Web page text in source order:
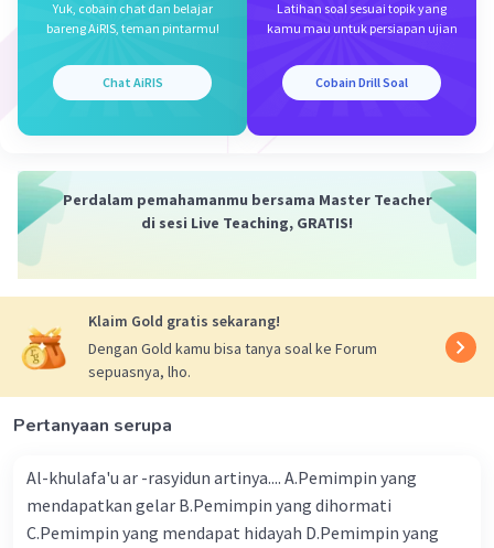
Beri Rating·0.0(0 Balas
Yuk, cobain chat dan belajar
bareng AiRIS, teman pintarmu!
Chat AiRIS
Latihan soal sesuai topik yang
kamu mau untuk persiapan ujian
Cobain Drill Soal
Perdalam pemahamanmu bersama Master Teacher
di sesi Live Teaching, GRATIS!
Klaim Gold gratis sekarang!
Dengan Gold kamu bisa tanya soal ke Forum
sepuasnya, lho.
Pertanyaan serupa
Al-khulafa'u ar -rasyidun artinya.... A.Pemimpin yang
mendapatkan gelar B.Pemimpin yang dihormati
C.Pemimpin yang mendapat hidayah D.Pemimpin yang